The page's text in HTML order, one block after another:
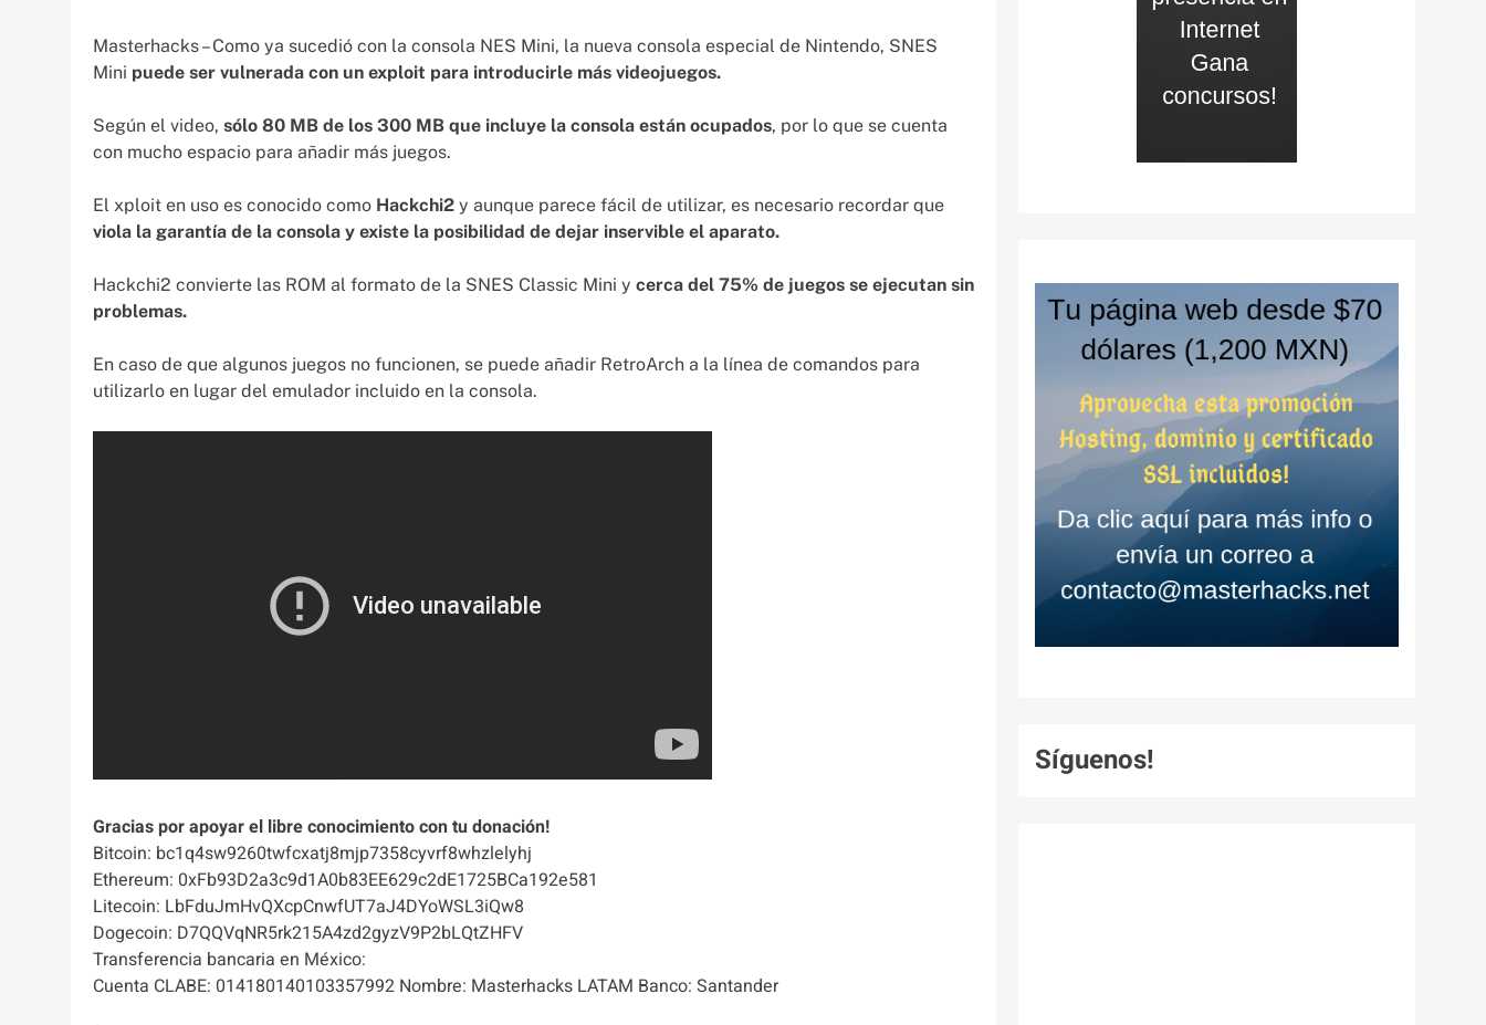
Masterhacks – Como ya sucedió con la consola NES Mini, la nueva consola especial de Nintendo, SNES
Mini puede ser vulnerada con un exploit para introducirle más videojuegos.
Según el video, sólo 80 MB de los 300 MB que incluye la consola están ocupados, por lo que se cuenta
con mucho espacio para añadir más juegos.
El xploit en uso es conocido como Hackchi2 y aunque parece fácil de utilizar, es necesario recordar que
viola la garantía de la consola y existe la posibilidad de dejar inservible el aparato.
Hackchi2 convierte las ROM al formato de la SNES Classic Mini y cerca del 75% de juegos se ejecutan sin
problemas.
En caso de que algunos juegos no funcionen, se puede añadir RetroArch a la línea de comandos para
utilizarlo en lugar del emulador incluido en la consola.
Gracias por apoyar el libre conocimiento con tu donación!
Bitcoin: bc1q4sw9260twfcxatj8mjp7358cyvrf8whzlelyhj
Ethereum: 0xFb93D2a3c9d1A0b83EE629c2dE1725BCa192e581
Litecoin: LbFduJmHvQXcpCnwfUT7aJ4DYoWSL3iQw8
Dogecoin: D7QQVqNR5rk215A4zd2gyzV9P2bLQtZHFV
Transferencia bancaria en México:
Cuenta CLABE: 014180140103357992 Nombre: Masterhacks LATAM Banco: Santander
Síguenos!